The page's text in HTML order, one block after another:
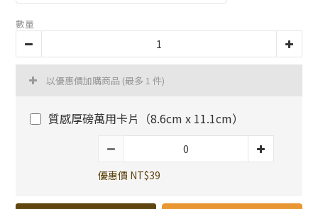
數量
以優惠價加購商品 (最多 1 件)
質感厚磅萬用卡片（8.6cm x 11.1cm）
優惠價 NT$39